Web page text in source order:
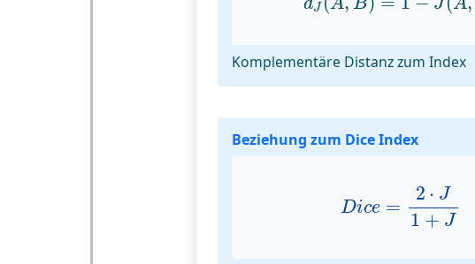
J
Komplementäre Distanz zum Index
Beziehung zum Dice Index
Dice =
2 ⋅ J
1 + J
⋅J1 J